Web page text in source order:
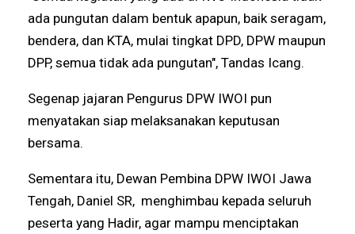
ada pungutan dalam bentuk apapun, baik seragam,
bendera, dan KTA, mulai tingkat DPD, DPW maupun
DPP, semua tidak ada pungutan", Tandas Icang.
Segenap jajaran Pengurus DPW IWOI pun
menyatakan siap melaksanakan keputusan
bersama.
Sementara itu, Dewan Pembina DPW IWOI Jawa
Tengah, Daniel SR, menghimbau kepada seluruh
peserta yang Hadir, agar mampu menciptakan